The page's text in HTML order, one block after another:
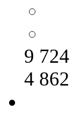
9
4